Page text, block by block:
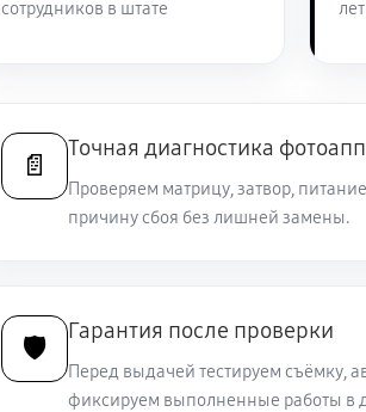
Замена линз фотоаппарата Sony
Замена диска управления
Замена вспышки фотоаппарата
Комплексная чистка
сотрудников в штате
📄
Точная диагностика
Проверяем матрицу, затвор,
причину сбоя без лишней замены.
🛡️
Гарантия после проверки
Перед выдачей тестируем съёмку,
фиксируем выполненные работы в